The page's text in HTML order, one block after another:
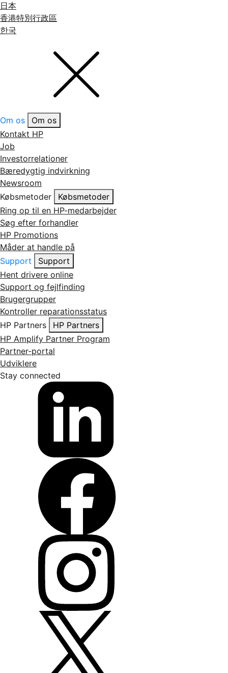
日本
香港特別行政區
한국
Om os
Om os
Kontakt HP
Job
Investorrelationer
Bæredygtig indvirkning
Newsroom
Købsmetoder
Købsmetoder
Ring op til en HP-medarbejder
Søg efter forhandler
HP Promotions
Måder at handle på
Support
Support
Hent drivere online
Support og fejlfinding
Brugergrupper
Kontroller reparationsstatus
HP Partners
HP Partners
HP Amplify Partner Program
Partner-portal
Udviklere
Stay connected